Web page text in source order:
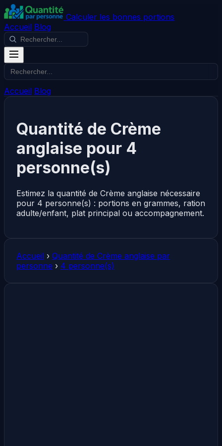
Calculer les bonnes portions
Accueil Blog
Accueil Blog
Quantité de Crème
anglaise pour 4
personne(s)
Estimez la quantité de Crème anglaise nécessaire
pour 4 personne(s) : portions en grammes, ration
adulte/enfant, plat principal ou accompagnement.
Accueil › Quantité de Crème anglaise par
personne › 4 personne(s)